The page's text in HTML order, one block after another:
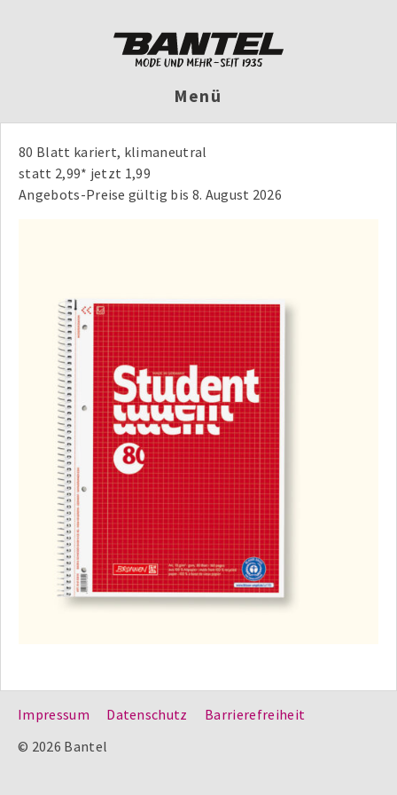
Menü
80 Blatt kariert, klimaneutral
statt 2,99* jetzt 1,99
Angebots-Preise gültig bis 8. August 2026
Impressum Datenschutz
Barrierefreiheit
© 2026 Bantel